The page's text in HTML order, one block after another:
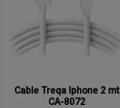
Cable Treqa Iphone 2 mt
CA-8072